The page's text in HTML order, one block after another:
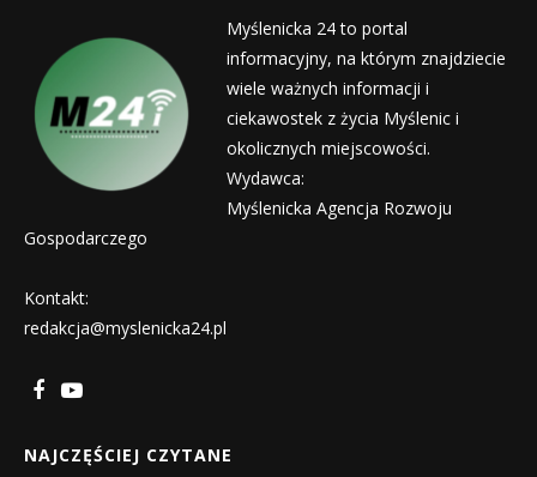
Myślenicka 24 to portal
informacyjny, na którym znajdziecie
wiele ważnych informacji i
ciekawostek z życia Myślenic i
okolicznych miejscowości.
Wydawca:
Myślenicka Agencja Rozwoju
Gospodarczego
Kontakt:
redakcja@myslenicka24.pl
NAJCZĘŚCIEJ CZYTANE